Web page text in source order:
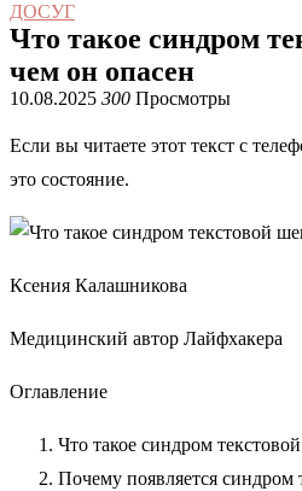
ДОСУГ
Что такое синдром
чем он опасен
10.08.2025 300 Просмотры
Если вы читаете этот текст с
это состояние.
Ксения Калашникова
Медицинский автор Лайфхакера
Оглавление
Что такое синдром
Почему появляется синдром